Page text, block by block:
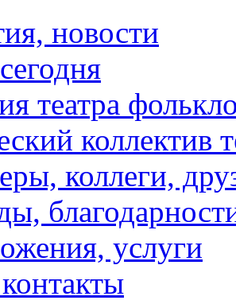
новости
театра
коллектив
коллеги,
услуги